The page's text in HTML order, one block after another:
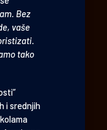
Bez
vaše
tako
i srednjih